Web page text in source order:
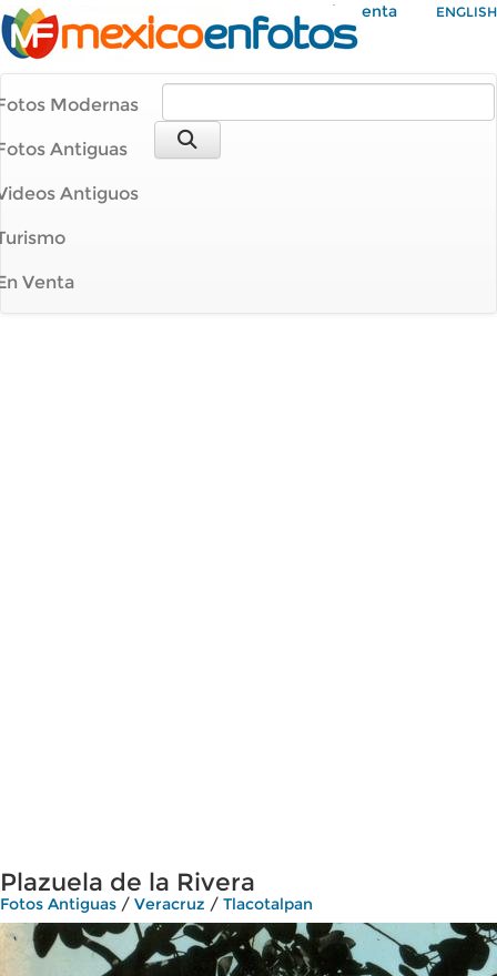
Mi Cuenta ENGLISH
Modernas
Antiguas
Antiguos
Venta
Plazuela de la Rivera
Fotos Antiguas / Veracruz / Tlacotalpan